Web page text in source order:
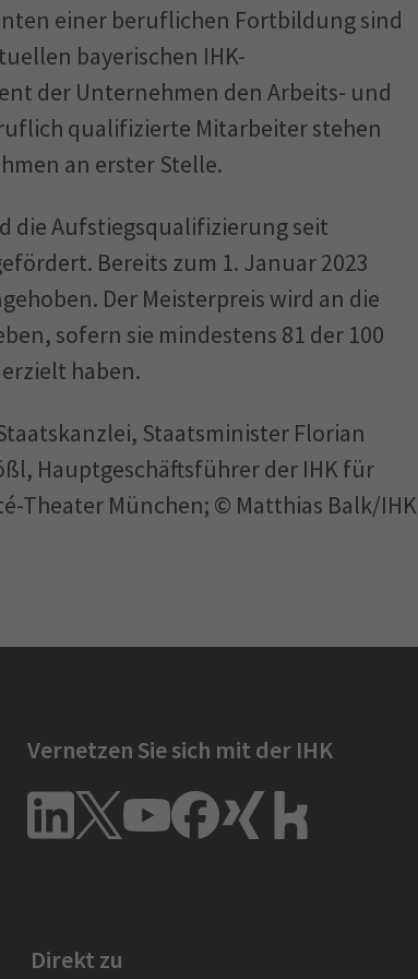
einer beruflichen Fortbildung sind
bayerischen IHK-
der Unternehmen den Arbeits- und
qualifizierte Mitarbeiter stehen
an erster Stelle.
die Aufstiegsqualifizierung seit
Bereits zum 1. Januar 2023
Der Meisterpreis wird an die
sofern sie mindestens 81 der 100
haben.
Staatsminister Florian
Hauptgeschäftsführer der IHK für
Theater München; © Matthias Balk/IHK
Vernetzen Sie sich mit der IHK
Direkt zu